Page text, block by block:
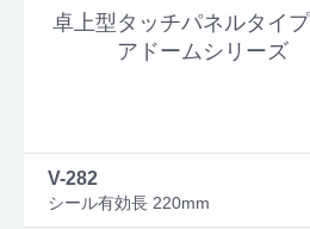
卓上型タッチパネルタイ
アドームシリーズ
V-282
シール有効長 220mm